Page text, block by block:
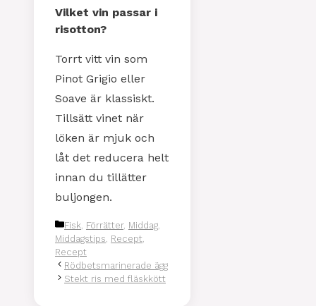
Vilket vin passar i
risotton?
Torrt vitt vin som
Pinot Grigio eller
Soave är klassiskt.
Tillsätt vinet när
löken är mjuk och
låt det reducera helt
innan du tillätter
buljongen.
Kategorier
Fisk Förrätter, Middag
Middagstips Recept
Recept
Rödbetsmarinerade ägg
Stekt ris med fläskkött